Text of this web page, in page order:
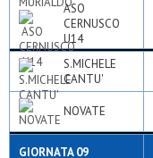
ASO
CERNUSCO
U14
S.MICHELE
CANTU'
NOVATE
GIORNATA 09